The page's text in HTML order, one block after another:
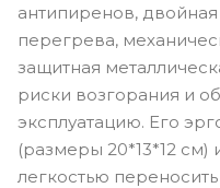
антипиренов,
перегрева,
защитная
риски возгорания и
эксплуатацию. Его
(размеры 20*13*12 см)
легкостью